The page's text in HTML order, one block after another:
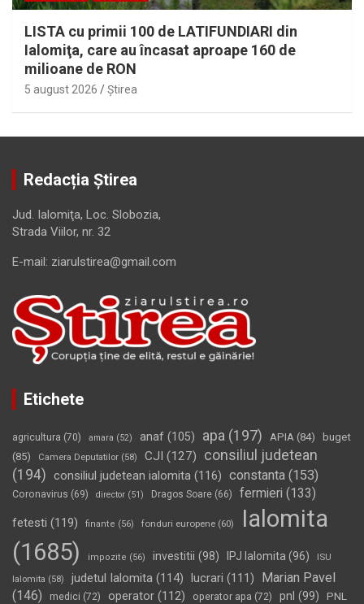
LISTA cu primii 100 de LATIFUNDIARI din
Ialomiţa, care au încasat aproape 160 de
milioane de RON
5 august 2026 Ştirea
Redacția Știrea
Jud. Ialomiţa, Loc. Slobozia,
Strada Viilor, nr. 32
E-mail: ziarulstirea@gmail.com
Etichete
agricultura (70) amara (52) anaf (105) apa (197) APIA (84)
buget
(85)
Camera Deputatilor (58) CJI (127)
consiliul judetean
(194) consiliul judetean ialomita (116) constanta (153)
Coronavirus (69) director (51) Dragos Soare (66) fermieri (133)
fetesti (119) finante (56) fonduri europene (60)
Ialomita
(1685)
impozite (56) investitii (98) IPJ Ialomita (96) ISU
Ialomita (58) judetul Ialomita (114) lucrari (111)
Marian Pavel
(146)
medici (72) operator (112) operator apa (72) pnl (99)
PNL